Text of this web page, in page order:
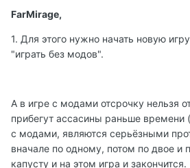
FarMirage,
1. Для этого нужно начать новую
"играть без модов".
А в игре с модами отсрочку нельзя
прибегут ассасины раньше времени
с модами, являются серьёзными
вначале по одному, потом по двое и
капусту и на этом игра и закончится.